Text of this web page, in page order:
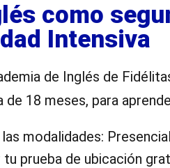
como
Intensiva
de Inglés de
de 18 meses, para
modalidades:
prueba de ubicación